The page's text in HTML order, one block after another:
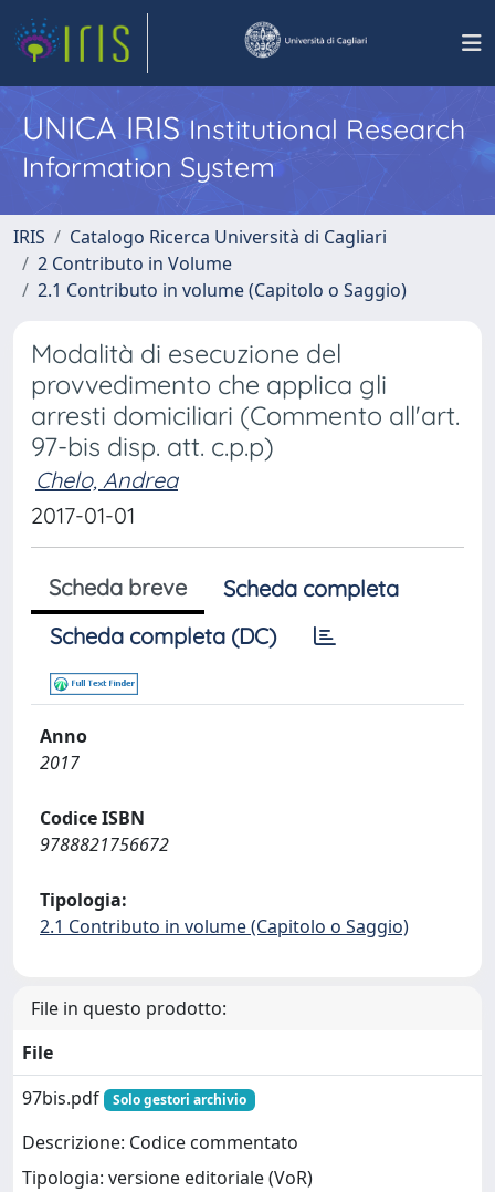
UNICA IRISInstitutional Research
Information System
IRIS
Catalogo Ricerca Università di Cagliari
2 Contributo in Volume
2.1 Contributo in volume (Capitolo o Saggio)
Modalità di esecuzione del
provvedimento che applica gli
arresti domiciliari (Commento all'art.
97-bis disp. att. c.p.p)
Chelo, Andrea
2017-01-01
Scheda breve
Scheda completa
Scheda completa (DC)
Anno
2017
Codice ISBN
9788821756672
Tipologia:
2.1 Contributo in volume (Capitolo o Saggio)
File in questo prodotto:
File
97bis.pdf
Solo gestori archivio
Descrizione: Codice commentato
Tipologia: versione editoriale (VoR)